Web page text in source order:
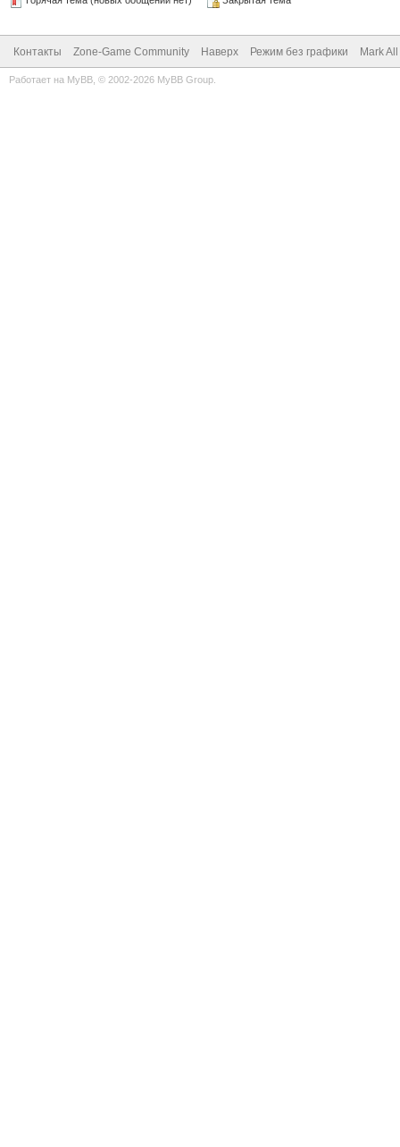
Контакты Zone-Game Community Наверх Режим без графики Mark
Работает на MyBB , © 2002-2026 MyBB Group